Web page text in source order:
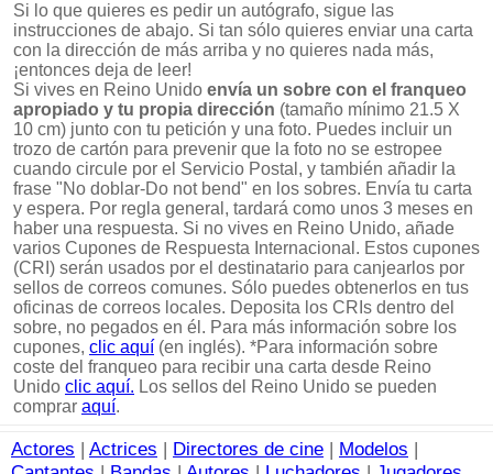
Si lo que quieres es pedir un autógrafo, sigue las
instrucciones de abajo. Si tan sólo quieres enviar una carta
con la dirección de más arriba y no quieres nada más,
¡entonces deja de leer!
Si vives en Reino Unido envía un sobre con el franqueo
apropiado y tu propia dirección (tamaño mínimo 21.5 X
10 cm) junto con tu petición y una foto. Puedes incluir un
trozo de cartón para prevenir que la foto no se estropee
cuando circule por el Servicio Postal, y también añadir la
frase "No doblar-Do not bend" en los sobres. Envía tu carta
y espera. Por regla general, tardará como unos 3 meses en
haber una respuesta. Si no vives en Reino Unido, añade
varios Cupones de Respuesta Internacional. Estos cupones
(CRI) serán usados por el destinatario para canjearlos por
sellos de correos comunes. Sólo puedes obtenerlos en tus
oficinas de correos locales. Deposita los CRIs dentro del
sobre, no pegados en él. Para más información sobre los
cupones, clic aquí (en inglés). *Para información sobre
coste del franqueo para recibir una carta desde Reino
Unido clic aquí. Los sellos del Reino Unido se pueden
comprar aquí.
Actores | Actrices | Directores de cine | Modelos |